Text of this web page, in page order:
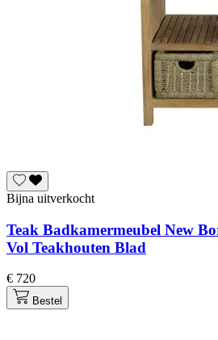
Bijna uitverkocht
Teak Badkamermeubel New
Vol Teakhouten Blad
€ 720
Bestel